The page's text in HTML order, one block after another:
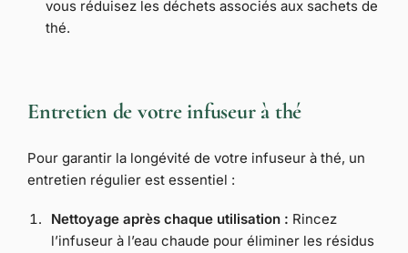
vous réduisez les déchets associés aux sachets de
thé.
Entretien de votre infuseur à thé
Pour garantir la longévité de votre infuseur à thé, un
entretien régulier est essentiel :
Nettoyage après chaque utilisation : Rincez
l’infuseur à l’eau chaude pour éliminer les résidus